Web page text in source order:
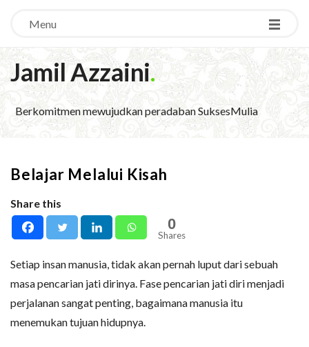
Menu
Jamil Azzaini.
Berkomitmen mewujudkan peradaban SuksesMulia
Belajar Melalui Kisah
Share this
0
Shares
Setiap insan manusia, tidak akan pernah luput dari sebuah
masa pencarian jati dirinya. Fase pencarian jati diri menjadi
perjalanan sangat penting, bagaimana manusia itu
menemukan tujuan hidupnya.